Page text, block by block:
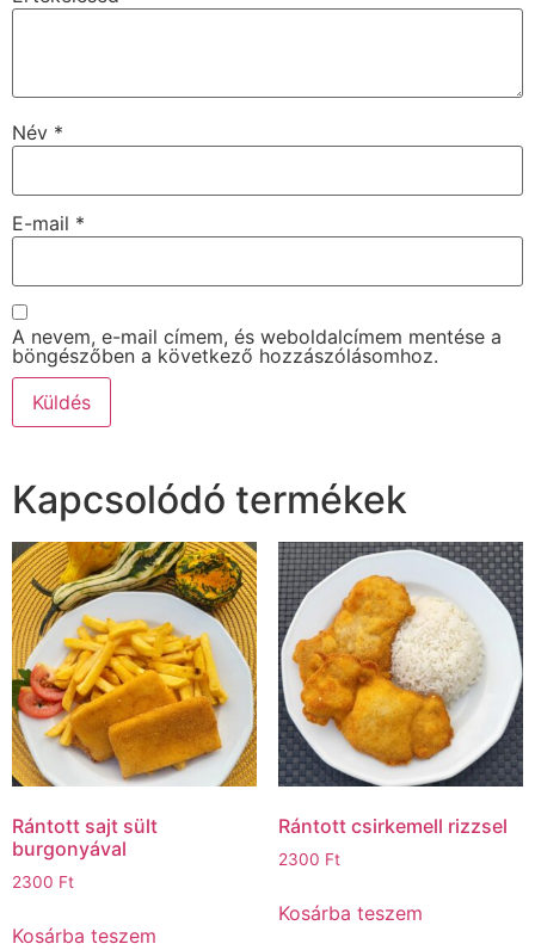
Név *
E-mail *
A nevem, e-mail címem, és weboldalcímem mentése a
böngészőben a következő hozzászólásomhoz.
Kapcsolódó termékek
Rántott sajt sült
burgonyával
2300 Ft
Kosárba teszem
Rántott csirkemell rizzsel
2300 Ft
Kosárba teszem